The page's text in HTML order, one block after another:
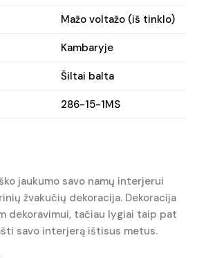
Mažo voltažo (iš tinklo)
Kambaryje
Šiltai balta
286-15-1MS
jaukumo savo namų interjerui
žvakučių dekoracija. Dekoracija
dekoravimui, tačiau lygiai taip pat
savo interjerą ištisus metus.